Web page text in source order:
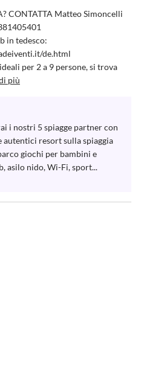
CONTATTA Matteo Simoncelli
in tedesco:
de.html
per 2 a 9 persone, si trova
più
i nostri 5 spiagge partner con
autentici resort sulla spiaggia
giochi per bambini e
asilo nido, Wi-Fi, sport...